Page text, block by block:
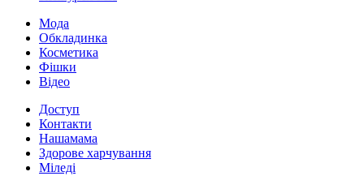
Мода
Обкладинка
Косметика
Фішки
Відео
Доступ
Контакти
Нашамама
Здорове харчування
Міледі